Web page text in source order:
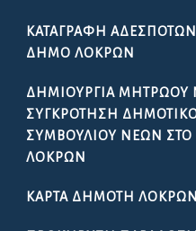
ΚΑΤΑΓΡΑΦΉ
ΔΉΜΟ ΛΟΚΡΏΝ
ΔΗΜΙΟΥΡΓΊΑ ΜΗΤΡΏΟΥ
ΣΥΓΚΡΌΤΗΣΗ
ΣΥΜΒΟΥΛΊΟΥ ΝΈΩΝ
ΛΟΚΡΏΝ
ΚΆΡΤΑ ΔΗΜΌΤΗ ΛΟΚΡΏΝ